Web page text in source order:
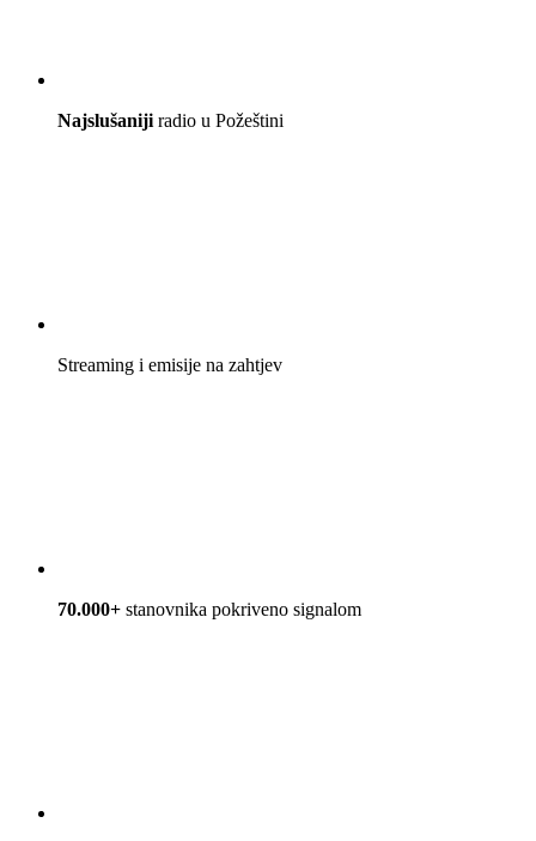
Najslušaniji radio u Požeštini
Streaming i emisije na zahtjev
70.000+ stanovnika pokriveno signalom